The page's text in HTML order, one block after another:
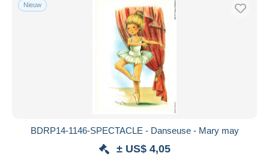
Nieuw
BDRP14-1146-SPECTACLE - Danseuse - Mary may
± US$ 4,05